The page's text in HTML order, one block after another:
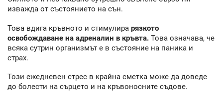
изважда от състоянието на сън.
Това вдига кръвното и стимулира рязкото
освобождаване на адреналин в кръвта. Това означава, че
всяка сутрин организмът е в състояние на паника и
страх.
Този ежедневен стрес в крайна сметка може да доведе
до болести на сърцето и на кръвоносните съдове.